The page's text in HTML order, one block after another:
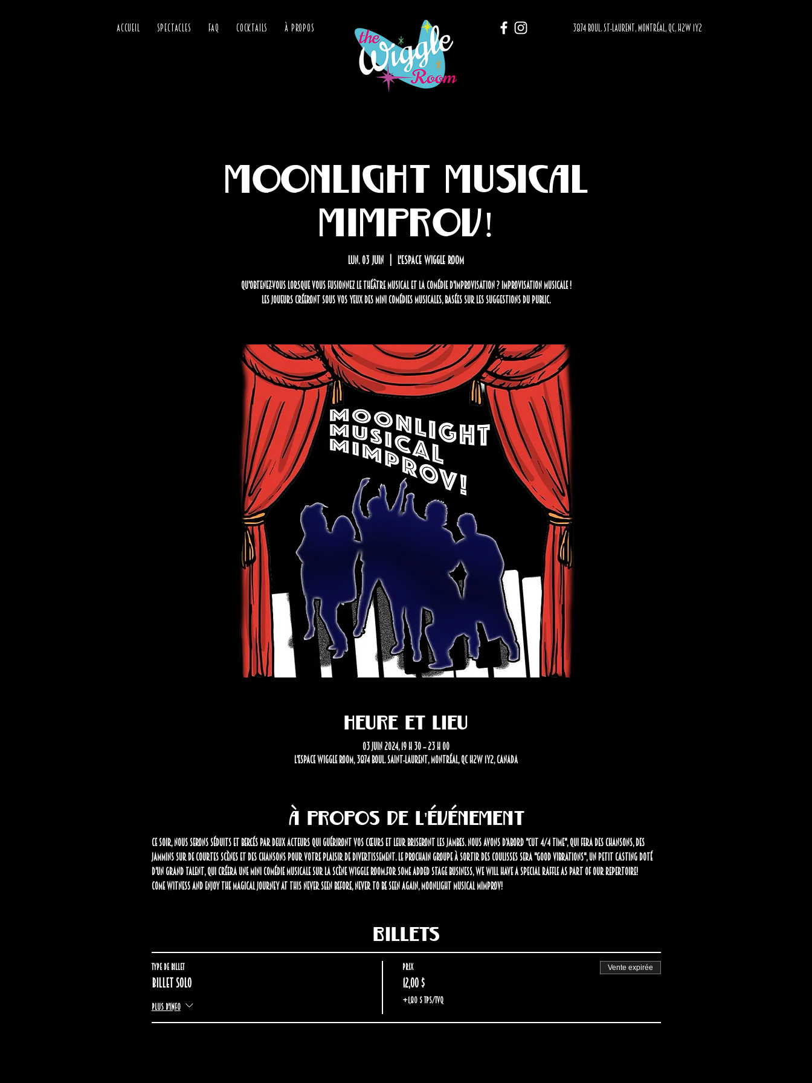
ACCUEIL SPECTACLES FAQ COCKTAILS À PROPOS 3874 BOUL. ST-LAURENT, MONTRÉAL, QC, H2W 1Y2
Moonlight Musical
Mimprov!
lun. 03 juin L'Espace Wiggle Room
Qu'obtenez-vous lorsque vous fusionnez le théâtre musical et la comédie d'improvisation ? Improvisation musicale !
Les joueurs créeront sous vos yeux des mini comédies musicales, basées sur les suggestions du public.
Heure et lieu
03 juin 2024, 19 h 30 – 23 h 00
L'Espace Wiggle Room, 3874 Boul. Saint-Laurent, Montréal, QC H2W 1Y2, Canada
À propos de l'événement
Ce soir, nous serons séduits et bercés par deux acteurs qui guériront vos cœurs et leur briseront les jambes. Nous avons d'abord "Cut 4/4 Time", qui fera des chansons, des
jammins sur de courtes scènes et des chansons pour votre plaisir de divertissement. Le prochain groupe à sortir des coulisses sera "Good Vibrations", un petit casting doté
d'un grand talent, qui créera une mini comédie musicale sur la scène Wiggle Room.For some added stage business, we will have a special raffle as part of our repertoire!
Come witness and enjoy the magical journey at this never seen before, never to be seen again, Moonlight Musical Mimprov!
Billets
Type de billet
Billet solo
Plus d'info
Prix
12,00 $
+1,80 $ TPS/TVQ
Vente expirée